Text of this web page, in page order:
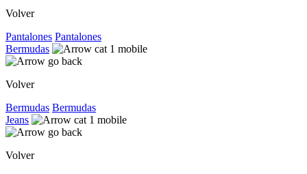
Volver
Pantalones Pantalones
Bermudas
Volver
Bermudas Bermudas
Jeans
Volver